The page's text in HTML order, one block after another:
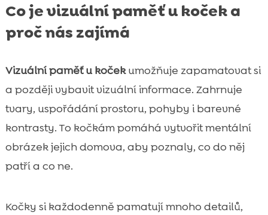
Co je vizuální paměť u koček a
proč nás zajímá
Vizuální paměť u kočekumožňuje zapamatovat si
a později vybavit vizuální informace. Zahrnuje
tvary, uspořádání prostoru, pohyby i barevné
kontrasty. To kočkám pomáhá vytvořit mentální
obrázek jejich domova, aby poznaly, co do něj
patří a co ne.
Kočky si každodenně pamatují mnoho detailů,